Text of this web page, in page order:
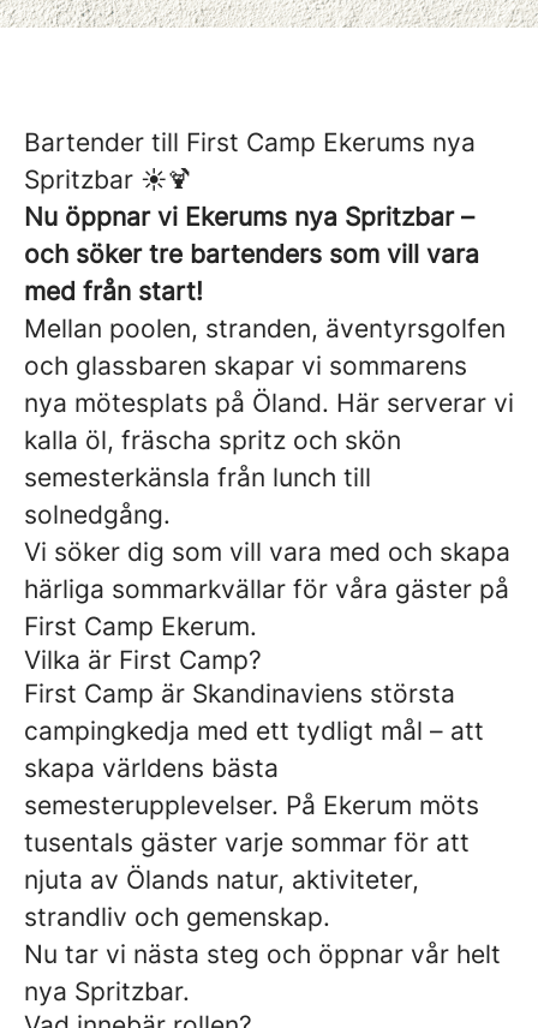
Bartender till First Camp Ekerums nya
Spritzbar ☀️🍹
Nu öppnar vi Ekerums nya Spritzbar –
och söker tre bartenders som vill vara
med från start!
Mellan poolen, stranden, äventyrsgolfen
och glassbaren skapar vi sommarens
nya mötesplats på Öland. Här serverar vi
kalla öl, fräscha spritz och skön
semesterkänsla från lunch till
solnedgång.
Vi söker dig som vill vara med och skapa
härliga sommarkvällar för våra gäster på
First Camp Ekerum.
Vilka är First Camp?
First Camp är Skandinaviens största
campingkedja med ett tydligt mål – att
skapa världens bästa
semesterupplevelser. På Ekerum möts
tusentals gäster varje sommar för att
njuta av Ölands natur, aktiviteter,
strandliv och gemenskap.
Nu tar vi nästa steg och öppnar vår helt
nya Spritzbar.